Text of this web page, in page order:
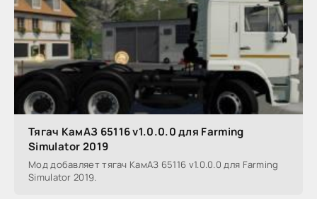
Тягач КамАЗ 65116 v1.0.0.0 для Farming
Simulator 2019
Мод добавляет тягач КамАЗ 65116 v1.0.0.0 для Farming
Simulator 2019.